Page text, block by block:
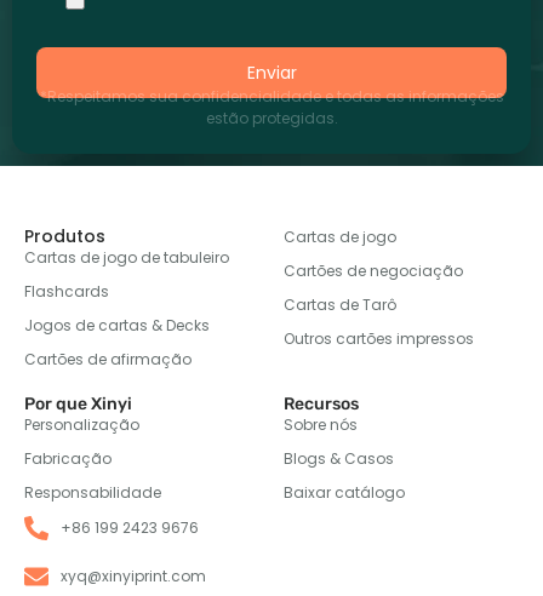
Enviar
*Respeitamos sua confidencialidade e todas as informações
estão protegidas.
Produtos
Cartas de jogo de tabuleiro
Flashcards
Jogos de cartas & Decks
Cartões de afirmação
Cartas de jogo
Cartões de negociação
Cartas de Tarô
Outros cartões impressos
Por que Xinyi
Personalização
Fabricação
Responsabilidade
Recursos
Sobre nós
Blogs & Casos
Baixar catálogo
+86 199 2423 9676
xyq@xinyiprint.com